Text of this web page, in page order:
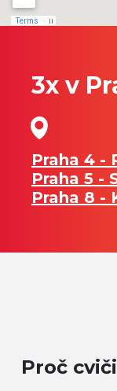
3x v
Praha 4 -
Praha 5 -
Praha 8 -
Proč